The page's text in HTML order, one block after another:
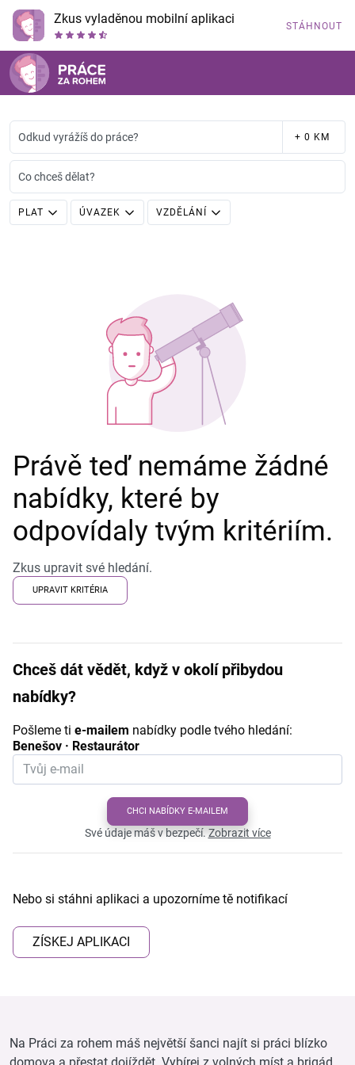
Zkus vyladěnou mobilní aplikaci STÁHNOUT
Odkud vyrážíš do práce? + 0 KM
Co chceš dělat?
PLAT ÚVAZEK VZDĚLÁNÍ
Právě teď nemáme žádné
nabídky, které by
odpovídaly tvým kritériím.
Zkus upravit své hledání.
UPRAVIT KRITÉRIA
Chceš dát vědět, když v okolí přibydou
nabídky?
Pošleme ti e-mailem nabídky podle tvého hledání:
Benešov · Restaurátor
CHCI NABÍDKY E-MAILEM
Své údaje máš v bezpečí.Zobrazit více
Nebo si stáhni aplikaci a upozorníme tě notifikací
ZÍSKEJ APLIKACI
Na Práci za rohem máš největší šanci najít si práci blízko
domova a přestat dojíždět. Vybírej z volných míst a brigád